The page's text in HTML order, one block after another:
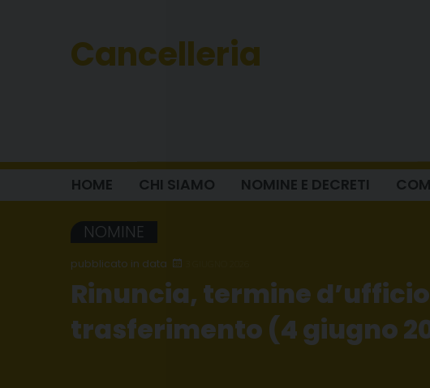
Cancelleria
HOME CHI SIAMO NOMINE E DECRETI
NOMINE
Rinuncia, termine
trasferimento (4 giugno